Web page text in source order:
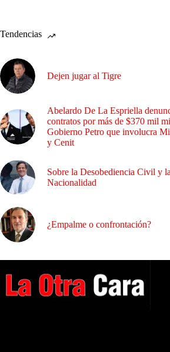
Tendencias
Dejen jugar al Tigre
Abelardo De La Espriella
contratos por más de $370 mil
Gobierno Petro que involucra
y Cenit
Sobre la Desobediencia Civil y
Nacionalidad
¿Empalme o confrontación?